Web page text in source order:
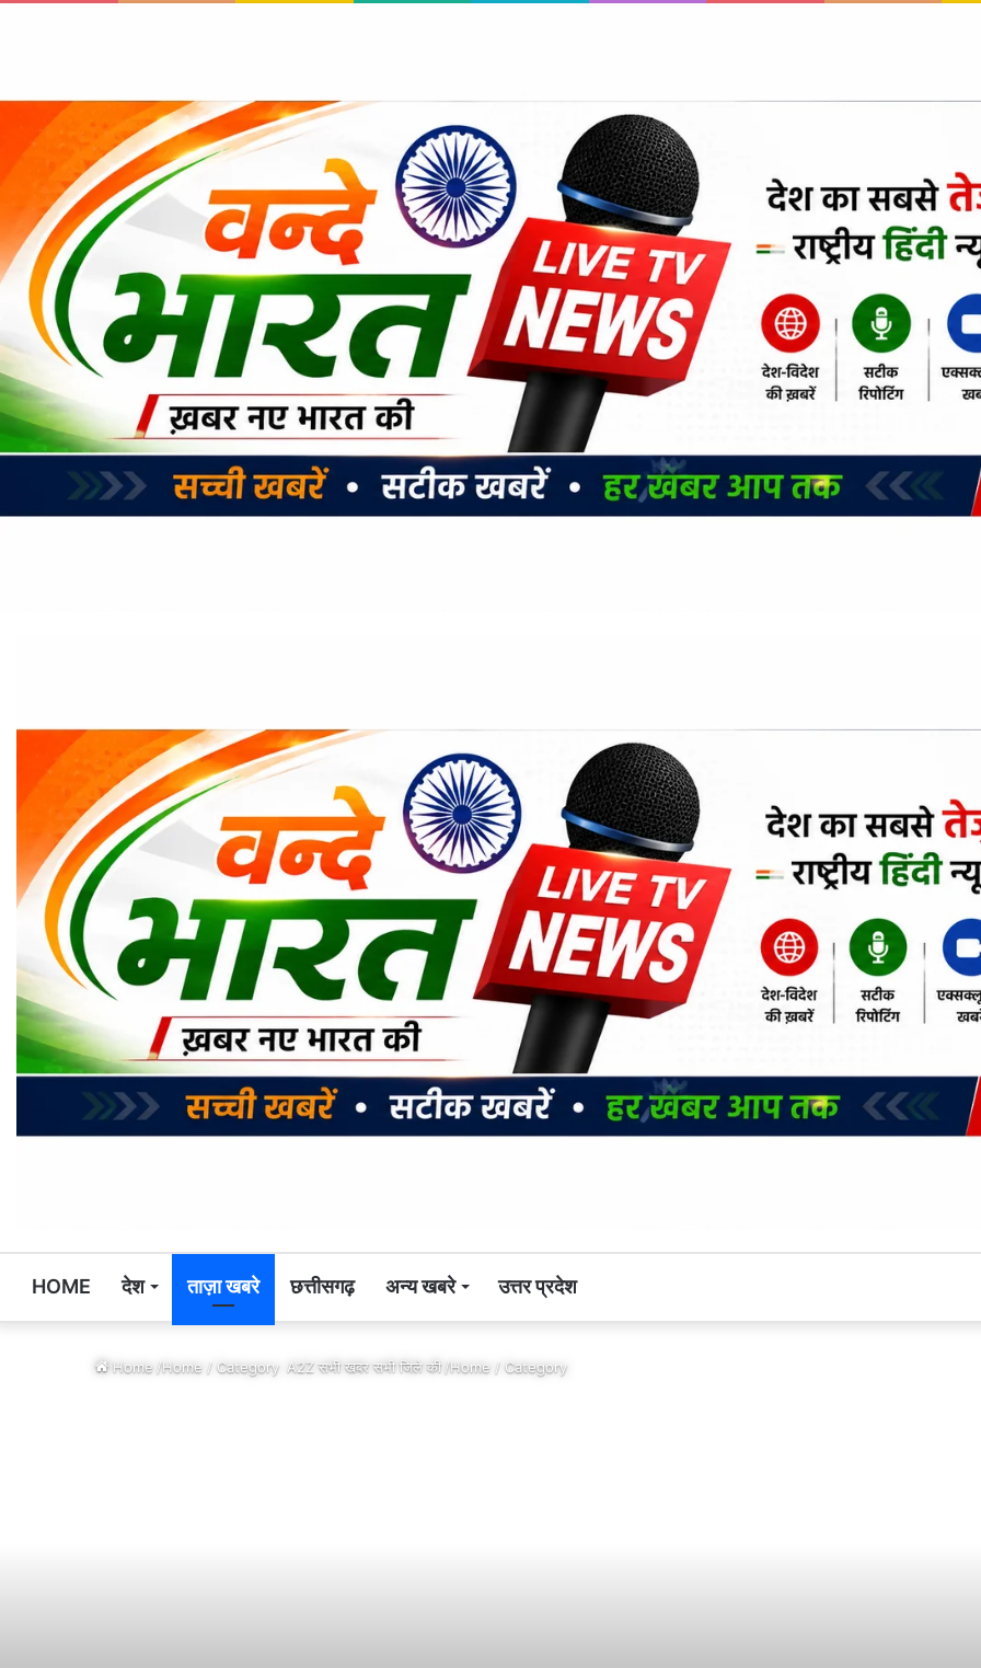
HOME देश ताज़ा खबरे छत्तीसगढ़ अन्य खबरे उत्तर प्रदेश
Home /Home / Category A2Z सभी खबर सभी जिले की /Home / Category